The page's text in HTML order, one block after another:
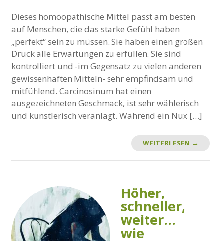
Dieses homöopathische Mittel passt am besten
auf Menschen, die das starke Gefühl haben
„perfekt“ sein zu müssen. Sie haben einen großen
Druck alle Erwartungen zu erfüllen. Sie sind
kontrolliert und -im Gegensatz zu vielen anderen
gewissenhaften Mitteln- sehr empfindsam und
mitfühlend. Carcinosinum hat einen
ausgezeichneten Geschmack, ist sehr wählerisch
und künstlerisch veranlagt. Während ein Nux […]
WEITERLESEN →
Höher,
schneller,
weiter…
wie